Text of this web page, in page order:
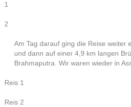
1
2
Am Tag darauf ging die Reise weiter
und dann auf einer 4,9 km langen
Brahmaputra. Wir waren wieder in
Reis 1
Reis 2